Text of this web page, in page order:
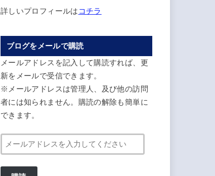
詳しいプロフィールは コチラ
ブログをメールで購読
メールアドレスを記入して購読すれば、更
新をメールで受信できます。
※メールアドレスは管理人、及び他の訪問
者には知られません。購読の解除も簡単に
できます。
ー
ル